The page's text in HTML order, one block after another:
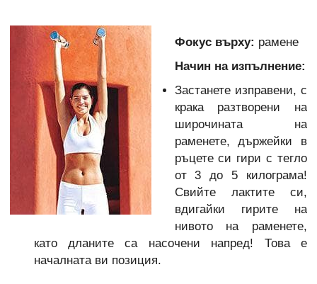
Фокус върху: рамене
Начин на изпълнение:
Застанете изправени, с
крака разтворени на
широчината на
раменете, държейки в
ръцете си гири с тегло
от 3 до 5 килограма!
Свийте лактите си,
вдигайки гирите на
нивото на раменете,
като дланите са насочени напред! Това е
началната ви позиция.